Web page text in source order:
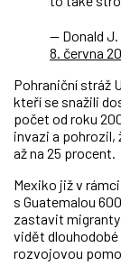
— Donald J.
8. června
Pohraniční stráž
kteří se snažili
počet od roku
invazi a pohrozil,
až na 25 procent.
Mexiko již v
s Guatemalou
zastavit migranty
vidět
rozvojovou